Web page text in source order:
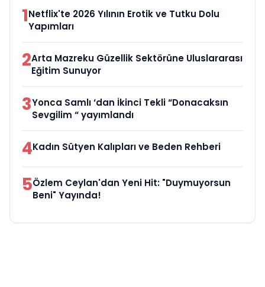
1Netflix'te 2026 Yılının Erotik ve Tutku Dolu
Yapımları
2Arta Mazreku Güzellik Sektörüne Uluslararası
Eğitim Sunuyor
3Yonca Samlı ‘dan İkinci Tekli “Donacaksın
Sevgilim “ yayımlandı
4Kadın Sütyen Kalıpları ve Beden Rehberi
5Özlem Ceylan'dan Yeni Hit: "Duymuyorsun
Beni" Yayında!